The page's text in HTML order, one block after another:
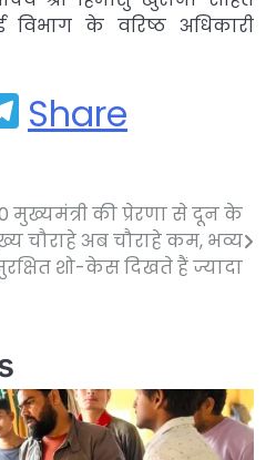
के वरिष्ठ अधिकारी
Telegram
Share
मुख्यमंत्री की प्रेरणा से दून के
चौराहे अब चौराहे कम, भव्य
शो-केस दिखते हैं ज्यादा